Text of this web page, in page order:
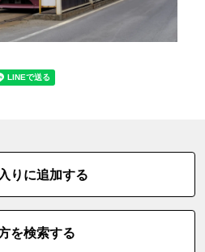
りに追加する
を検索する